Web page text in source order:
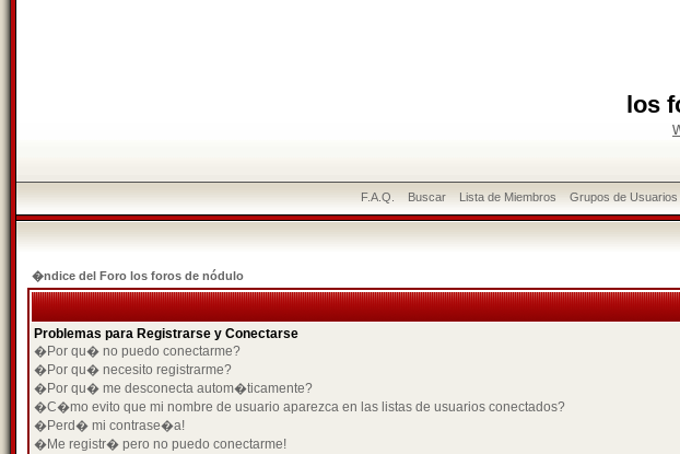
los
F.A.Q. Buscar Lista de Miembros Grupos de Usuarios
�ndice del Foro los foros de nódulo
Problemas para Registrarse y Conectarse
�Por qu� no puedo conectarme?
�Por qu� necesito registrarme?
�Por qu� me desconecta autom�ticamente?
�C�mo evito que mi nombre de usuario aparezca en las listas de usuarios conectados?
�Perd� mi contrase�a!
�Me registr� pero no puedo conectarme!